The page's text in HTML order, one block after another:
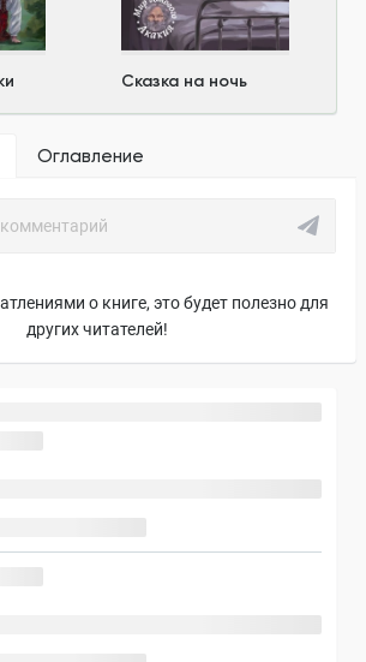
Сказка на ночь
Оглавление
о книге, это будет полезно для
других читателей!